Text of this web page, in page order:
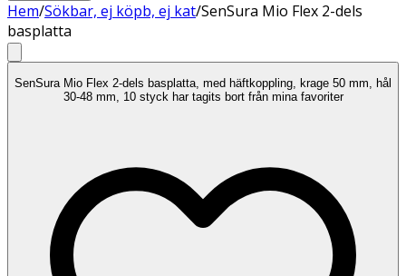
Hem/Sökbar, ej köpb, ej kat/SenSura Mio Flex 2-dels
basplatta
SenSura Mio Flex 2-dels basplatta, med häftkoppling, krage 50 mm, hål
30-48 mm, 10 styck har tagits bort från mina favoriter